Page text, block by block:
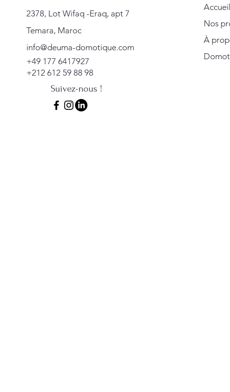
2378, Lot Wifaq -Eraq, apt 7
Temara, Maroc
info@deuma-domotique.com
+49 177 6417927
+212 612 59 88 98
Suivez-nous !
Accueil
Nos
À